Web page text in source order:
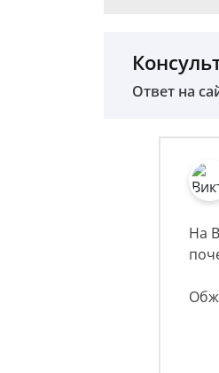
Ответ на
На